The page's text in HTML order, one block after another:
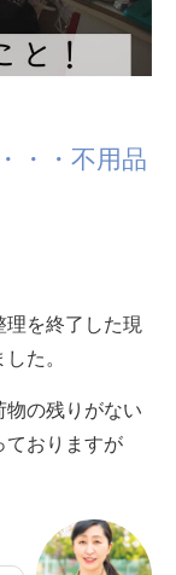
・・不用品
理を終了した現
た。
物の残りがない
ておりますが